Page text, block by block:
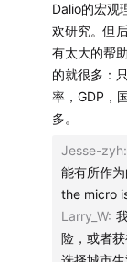
Dalio的宏观
欢研究。但
有太大的帮
的就很多：
率，GDP，
多。
Jesse-zyh:
能有所作
the micro
Larry_W:
险，或者